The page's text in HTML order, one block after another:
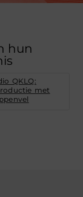
hun
QKLQ:
met